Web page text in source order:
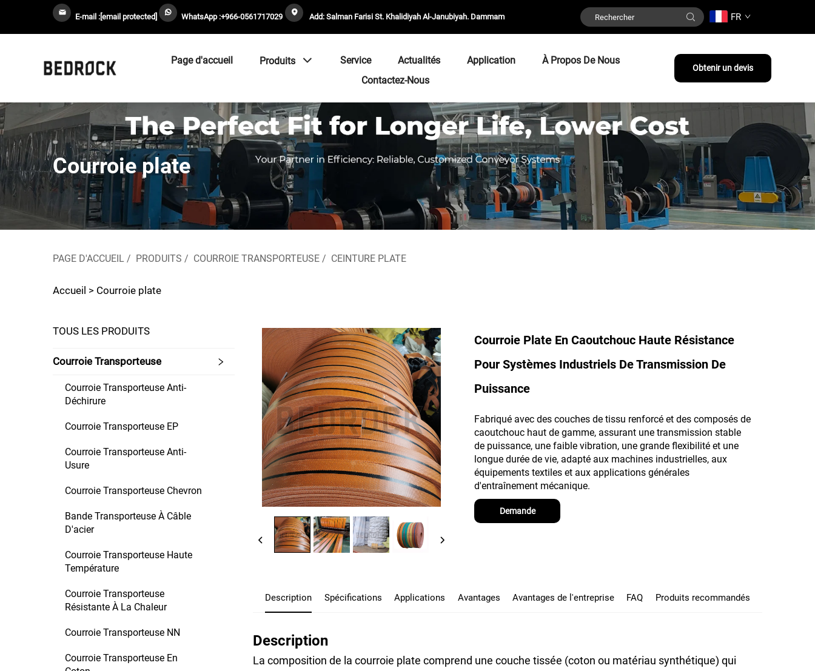
E-mail : [email protected] WhatsApp :+966-0561717029 Add: Salman Farisi St. Khalidiyah Al-Janubiyah. Dammam FR
Page d'accueil Produits Service Actualités Application
À Propos De Nous
Contactez-Nous
Obtenir un devis
Courroie plate
PAGE D'ACCUEIL / PRODUITS / COURROIE TRANSPORTEUSE / CEINTURE PLATE
Accueil > Courroie plate
TOUS LES PRODUITS
Courroie Transporteuse
Courroie Transporteuse Anti-
Déchirure
Courroie Transporteuse EP
Courroie Transporteuse Anti-
Usure
Courroie Transporteuse Chevron
Bande Transporteuse À Câble
D'acier
Courroie Transporteuse Haute
Température
Courroie Transporteuse
Résistante À La Chaleur
Courroie Transporteuse NN
Courroie Transporteuse En
Courroie Plate En Caoutchouc Haute Résistance
Pour Systèmes Industriels De Transmission De
Puissance
Fabriqué avec des couches de tissu renforcé et des composés de
caoutchouc haut de gamme, assurant une transmission stable
de puissance, une faible vibration, une grande flexibilité et une
longue durée de vie, adapté aux machines industrielles, aux
équipements textiles et aux applications générales
d'entraînement mécanique.
Demande
Description Spécifications Applications Avantages Avantages de l'entreprise FAQ Produits recommandés
Description
La composition de la courroie plate comprend une couche tissée (coton ou matériau synthétique) qui